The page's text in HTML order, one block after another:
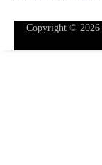
Copyright © 2026